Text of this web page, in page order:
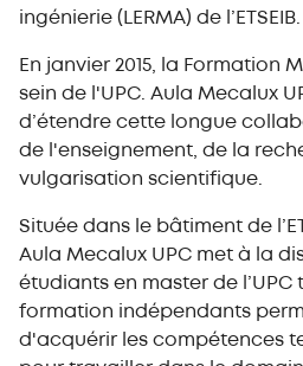
ingénierie (LERMA) de l’ETSEIB.
En janvier 2015, la Formation
sein de l'UPC. Aula Mecalux
d’étendre cette longue
de l'enseignement, de la
vulgarisation scientifique.
Située dans le bâtiment de
Aula Mecalux UPC met à la
étudiants en master de l’UPC
formation indépendants
d'acquérir les compétences